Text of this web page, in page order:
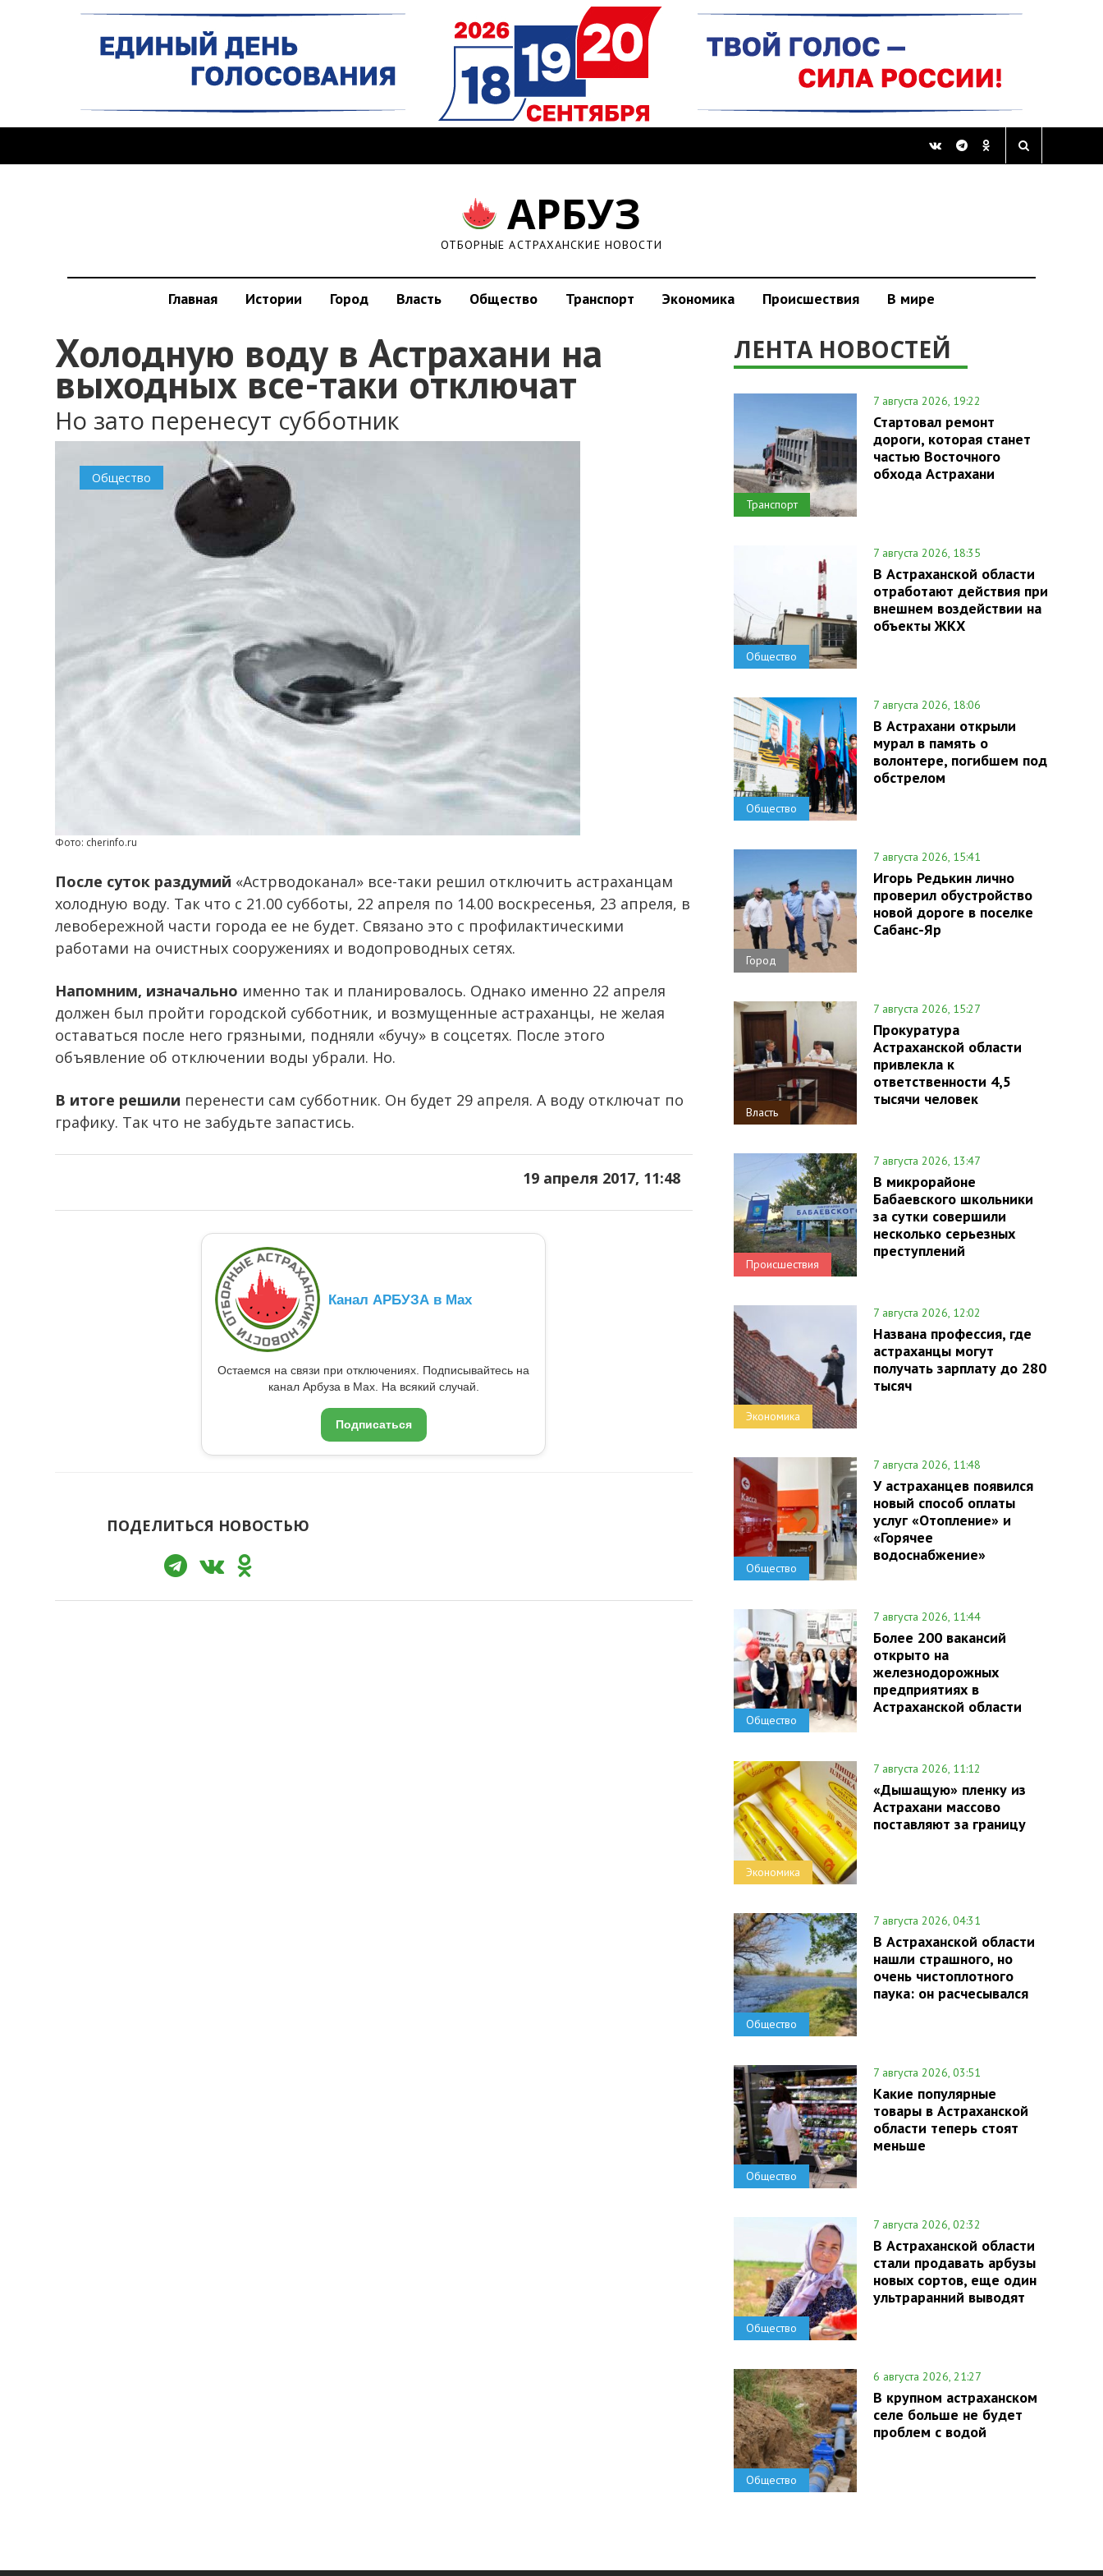
АРБУЗ
ОТБОРНЫЕ АСТРАХАНСКИЕ НОВОСТИ
Главная Истории Город Власть Общество Транспорт Экономика Происшествия В мире
Холодную воду в Астрахани на
выходных все-таки отключат
Но зато перенесут субботник
Общество
Фото: cherinfo.ru
После суток раздумий «Астрводоканал» все-таки решил отключить астраханцам
холодную воду. Так что с 21.00 субботы, 22 апреля по 14.00 воскресенья, 23 апреля, в
левобережной части города ее не будет. Связано это с профилактическими
работами на очистных сооружениях и водопроводных сетях.
Напомним, изначально именно так и планировалось. Однако именно 22 апреля
должен был пройти городской субботник, и возмущенные астраханцы, не желая
оставаться после него грязными, подняли «бучу» в соцсетях. После этого
объявление об отключении воды убрали. Но.
В итоге решили перенести сам субботник. Он будет 29 апреля. А воду отключат по
графику. Так что не забудьте запастись.
19 апреля 2017, 11:48
Канал АРБУЗА в Max
Остаемся на связи при отключениях. Подписывайтесь на
канал Арбуза в Max. На всякий случай.
Подписаться
ПОДЕЛИТЬСЯ НОВОСТЬЮ
ЛЕНТА НОВОСТЕЙ
Транспорт
7 августа 2026, 19:22
Стартовал ремонт
дороги, которая станет
частью Восточного
обхода Астрахани
Общество
7 августа 2026, 18:35
В Астраханской области
отработают действия при
внешнем воздействии на
объекты ЖКХ
Общество
7 августа 2026, 18:06
В Астрахани открыли
мурал в память о
волонтере, погибшем под
обстрелом
Город
7 августа 2026, 15:41
Игорь Редькин лично
проверил обустройство
новой дороге в поселке
Сабанс-Яр
Власть
7 августа 2026, 15:27
Прокуратура
Астраханской области
привлекла к
ответственности 4,5
тысячи человек
Происшествия
7 августа 2026, 13:47
В микрорайоне
Бабаевского школьники
за сутки совершили
несколько серьезных
преступлений
Экономика
7 августа 2026, 12:02
Названа профессия, где
астраханцы могут
получать зарплату до 280
тысяч
Общество
7 августа 2026, 11:48
У астраханцев появился
новый способ оплаты
услуг «Отопление» и
«Горячее
водоснабжение»
Общество
7 августа 2026, 11:44
Более 200 вакансий
открыто на
железнодорожных
предприятиях в
Астраханской области
Экономика
7 августа 2026, 11:12
«Дышащую» пленку из
Астрахани массово
поставляют за границу
Общество
7 августа 2026, 04:31
В Астраханской области
нашли страшного, но
очень чистоплотного
паука: он расчесывался
Общество
7 августа 2026, 03:51
Какие популярные
товары в Астраханской
области теперь стоят
меньше
Общество
7 августа 2026, 02:32
В Астраханской области
стали продавать арбузы
новых сортов, еще один
ультраранний выводят
Общество
6 августа 2026, 21:27
В крупном астраханском
селе больше не будет
проблем с водой